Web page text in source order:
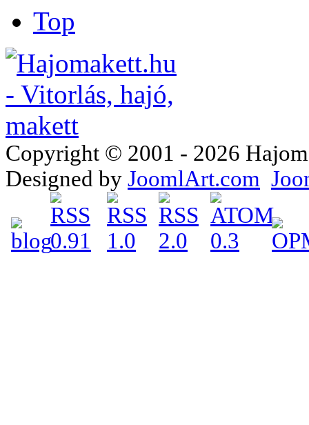
Top
Copyright © 2001 - 2026
Designed by JoomlArt.com